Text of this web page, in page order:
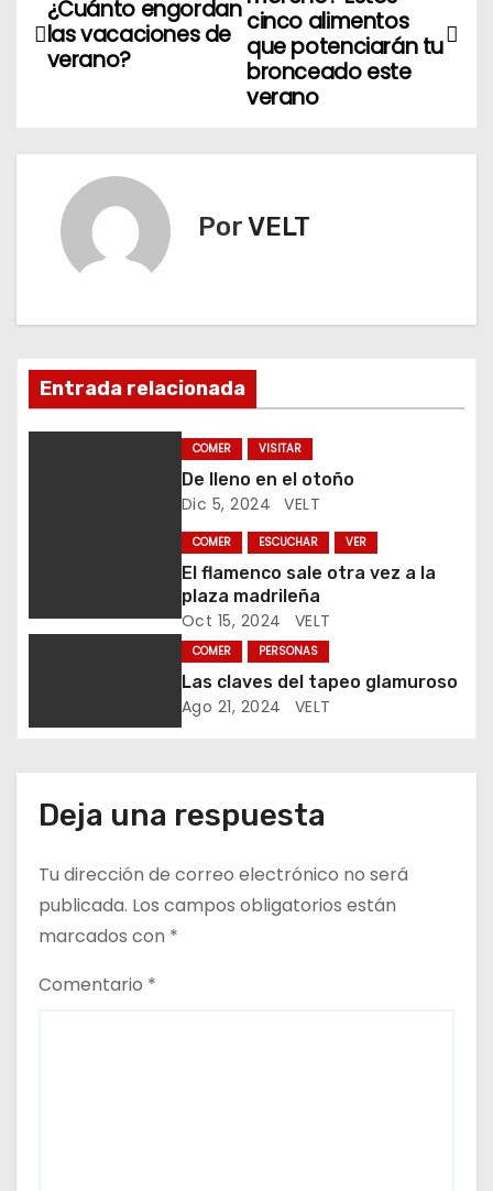
a
v
g
n
d
t
a
a
s
cinco alimentos
que potenciarán tu
bronceado este
verano
¿Cuánto engordan
las vacaciones de
verano?
PorVELT
Entrada relacionada
COMER VISITAR
De lleno en el otoño
Dic 5, 2024 VELT
COMER ESCUCHAR VER
El flamenco sale otra vez a la
plaza madrileña
Oct 15, 2024 VELT
COMER PERSONAS
Las claves del tapeo glamuroso
Ago 21, 2024 VELT
Deja una respuesta
Tu dirección de correo electrónico no será
publicada. Los campos obligatorios están
marcados con *
Comentario *